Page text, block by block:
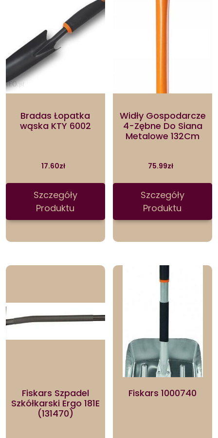
Bradas Łopatka
wąska KTY 6002
17.60zł
Szczegóły
Produktu
Widły Gospodarcze
4-Zębne Do Siana
Metalowe 132Cm
75.99zł
Szczegóły
Produktu
Fiskars Szpadel
Szkółkarski Ergo 181E
(131470)
Fiskars 1000740